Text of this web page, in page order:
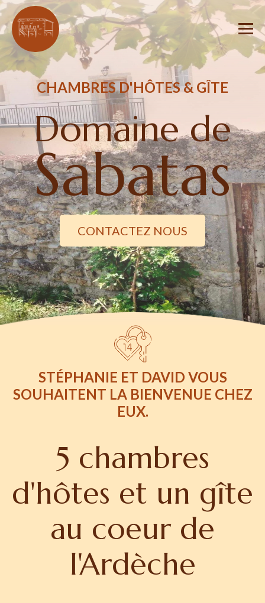
CHAMBRES D'HÔTES & GÎTE
Domaine de
Sabatas
CONTACTEZ NOUS
STÉPHANIE ET DAVID VOUS
SOUHAITENT LA BIENVENUE CHEZ
EUX.
5 chambres
d'hôtes et un gîte
au coeur de
l'Ardèche